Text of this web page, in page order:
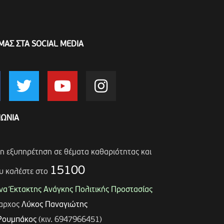
ΣΤΑ SOCIAL MEDIA
εξυπηρέτηση σε θέματα καθαριότητας και
καλέστε στο 15100
Έκτακτης Ανάγκης Πολιτικής Προστασίας
Λύκος Παναγιώτης
(κιν. 6947966451)